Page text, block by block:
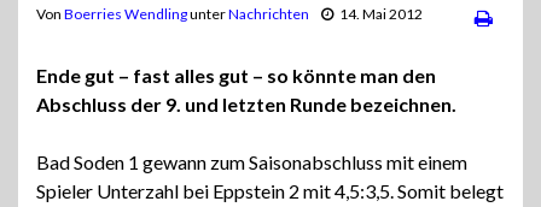
Von Boerries WendlingunterNachrichten 14. Mai 2012
Ende gut – fast alles gut – so könnte man den
Abschluss der 9. und letzten Runde bezeichnen.
Bad Soden 1 gewann zum Saisonabschluss mit einem
Spieler Unterzahl bei Eppstein 2 mit 4,5:3,5. Somit belegt